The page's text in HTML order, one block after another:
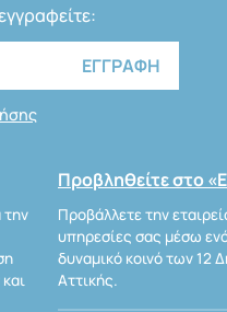
την
Προβληθείτε στο
Προβάλλετε την
υπηρεσίες σας μέσω
δυναμικό κοινό των 12
Αττικής.